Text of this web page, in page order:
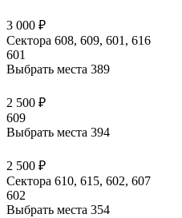
3 000 ₽
Сектора 608, 609, 601, 616
601
Выбрать места 389
2 500 ₽
609
Выбрать места 394
2 500 ₽
Сектора 610, 615, 602, 607
602
Выбрать места 354